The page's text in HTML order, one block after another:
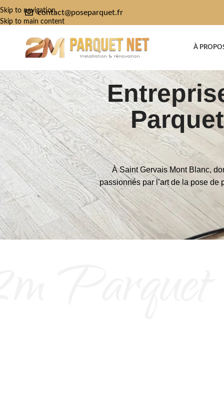
Skip to navigation
Skip to main content
contact@poseparquet.fr
À
À Saint Gervais Mont Blanc,
passionnés par l’art de la pose de